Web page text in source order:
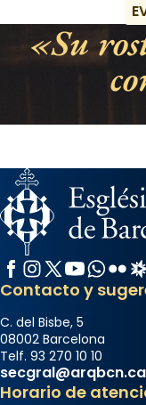
Su
Facebook
Instagram
X / Twitter
YouTubeFlickr
Contacto y
C. del Bisbe, 5
08002 Barcelona
Telf. 93 270 10 10
Horario de